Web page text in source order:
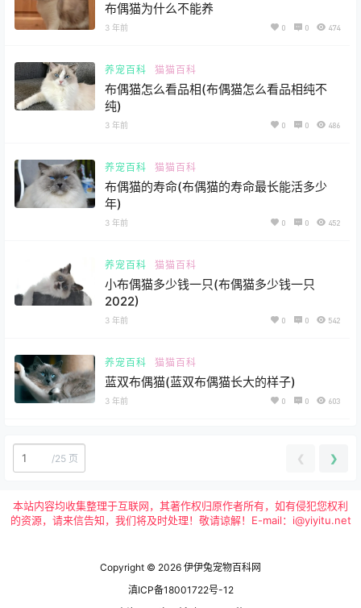
布偶猫为什么不能养
3 年前 0 0 474
养宠百科 猫猫百科
布偶猫怎么看品相(布偶猫怎么看品相纯不
纯)
3 年前 0 0 486
养宠百科 猫猫百科
布偶猫的寿命(布偶猫的寿命最长能活多少
年)
3 年前 0 0 452
养宠百科 猫猫百科
小布偶猫多少钱一只(布偶猫多少钱一只
2022)
3 年前 0 0 542
养宠百科 猫猫百科
蓝双布偶猫(蓝双布偶猫长大的样子)
3 年前 0 0 603
/25 页 ❮ ❯
本站内容均收集整理于互联网，其著作权归原作者所有，如有侵犯您权利
的资源，请来信告知，我们将及时处理！敬请谅解！E-mail：i@yiyitu.net
Copyright © 2026 伊伊兔宠物百科网
滇ICP备18001722号-12